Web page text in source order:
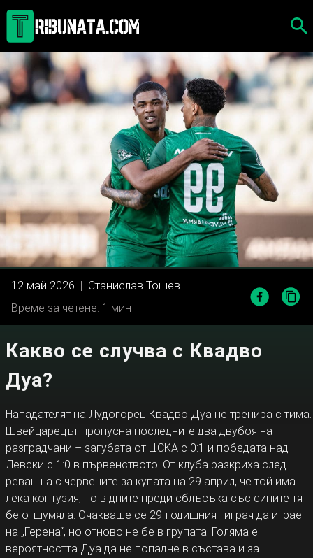
Skip
content
12 май 2026
Станислав Тошев
Време за четене: 1 мин
Какво се случва с Квадво
Дуа?
Нападателят на Лудогорец Квадво Дуа не тренира с тима.
Швейцарецът пропусна последните два двубоя на
разградчани – загубата от ЦСКА с 0:1 и победата над
Левски с 1:0 в първенството. От клуба разкриха след
реванша с червените за купата на 29 април, че той има
лека контузия, но в дните преди сблъсъка със сините тя
бе отшумяла. Очакваше се 29-годишният играч да играе
на „Герена“, но отново не бе в групата. Голяма е
вероятността Дуа да не попадне в състава и за